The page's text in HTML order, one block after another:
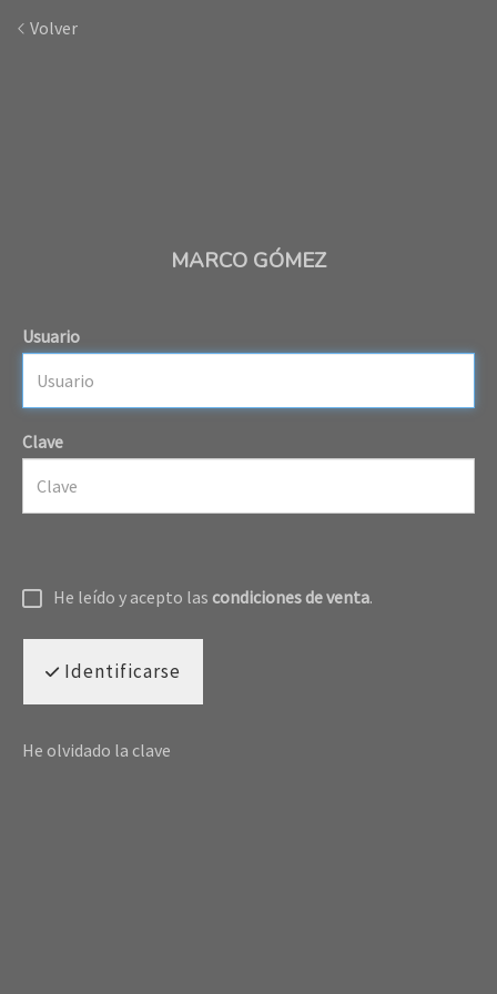
Volver
MARCO GÓMEZ
Usuario
Clave
He leído y acepto las condiciones de venta.
Identificarse
He olvidado la clave